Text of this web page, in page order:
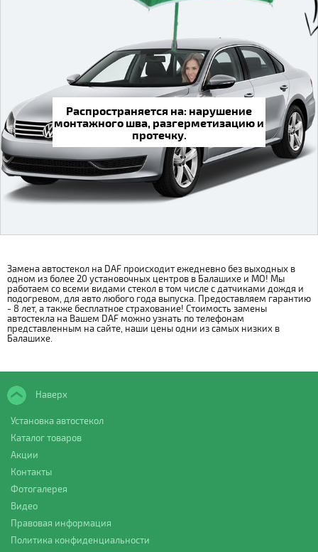
Распространяется на: нарушение
монтажного шва, разгерметизацию и
протечку.
Замена автостекол на DAF происходит ежедневно без выходных в
одном из более 20 установочных центров в Балашихе и МО! Мы
работаем со всеми видами стекол в том числе с датчиками дождя и
подогревом, для авто любого года выпуска. Предоставляем гарантию
- 8 лет, а также бесплатное страхование! Стоимость замены
автостекла на Вашем DAF можно узнать по телефонам
представленным на сайте, наши цены одни из самых низких в
Балашихе.
Наверх
Установка автостекол
Каталог товаров
Акции
Контакты
Фотогалерея
Видео
Правовая информация
Политика конфиденциальности